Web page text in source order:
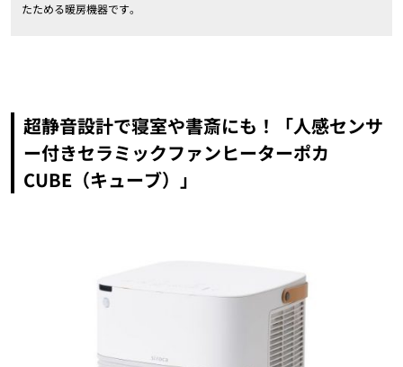
たためる暖房機器です。
超静音設計で寝室や書斎にも！「人感センサ
ー付きセラミックファンヒーターポカ
CUBE（キューブ）」